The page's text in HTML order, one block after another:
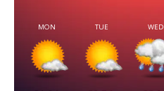
MON TUE WED